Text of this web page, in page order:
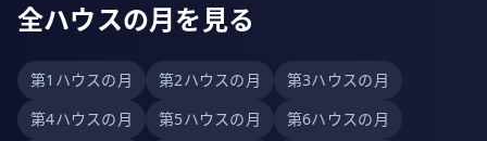
全ハウスの月を見る
第1ハウスの月 第2ハウスの月
第3ハウスの月
第4ハウスの月
第5ハウスの月 第6ハウスの月